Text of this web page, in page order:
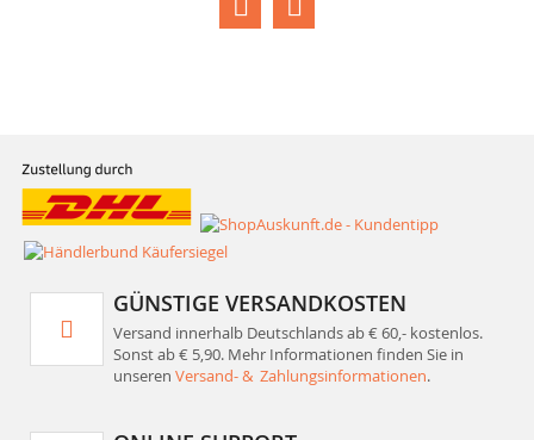
GÜNSTIGE VERSANDKOSTEN
Versand innerhalb Deutschlands ab € 60,- kostenlos.
Sonst ab € 5,90. Mehr Informationen finden Sie in
unseren Versand- & Zahlungsinformationen.